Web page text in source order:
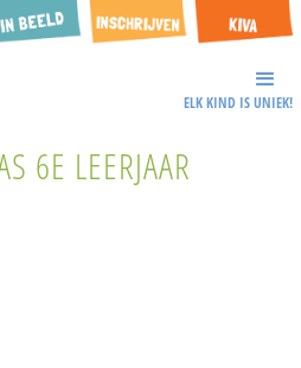
ELK KIND IS UNIEK!
6E LEERJAAR